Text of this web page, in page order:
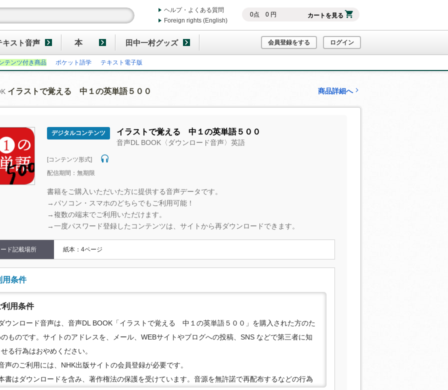
0点 0円 カートを見る
ヘルプ・よくある質問
Foreign rights (English)
キスト音声 本 田中一村グッズ 会員登録をする ログイン
テンツ付き商品 ポケット語学 テキスト電子版
イラストで覚える 中１の英単語５００ 商品詳細へ
デジタルコンテンツ イラストで覚える 中１の英単語５００
音声DL BOOK〈ダウンロード音声〉英語
[コンテンツ形式]
配信期間：無期限
書籍をご購入いただいた方に提供する音声データです。
→パソコン・スマホのどちらでもご利用可能！
→複数の端末でご利用いただけます。
→一度パスワード登録したコンテンツは、サイトから再ダウンロードできます。
ド記載場所 紙本：4ページ
用条件
利用条件
ウンロード音声は、音声DL BOOK「イラストで覚える 中１の英単語５００」を購入された方のた
ものです。サイトのアドレスを、メール、WEBサイトやブログへの投稿、SNS などで第三者に知
る行為はおやめください。
声のご利用には、NHK出版サイトの会員登録が必要です。
書はダウンロードを含み、著作権法の保護を受けています。音源を無許諾で再配布するなどの行為